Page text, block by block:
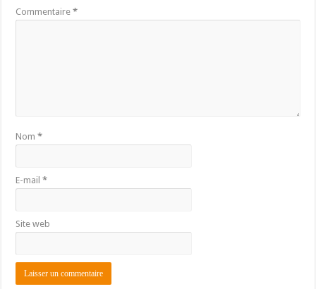
Commentaire*
Nom*
E-mail*
Site web